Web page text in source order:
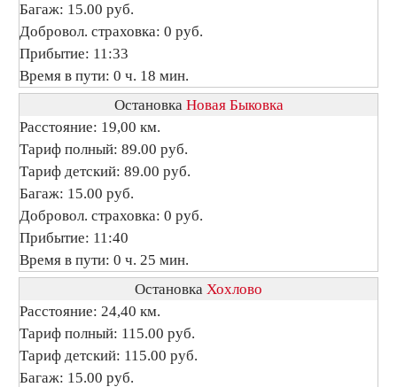
Багаж: 15.00 руб.
Добровол. страховка: 0 руб.
Прибытие: 11:33
Время в пути: 0 ч. 18 мин.
Остановка Новая Быковка
Расстояние: 19,00 км.
Тариф полный: 89.00 руб.
Тариф детский: 89.00 руб.
Багаж: 15.00 руб.
Добровол. страховка: 0 руб.
Прибытие: 11:40
Время в пути: 0 ч. 25 мин.
Остановка Хохлово
Расстояние: 24,40 км.
Тариф полный: 115.00 руб.
Тариф детский: 115.00 руб.
Багаж: 15.00 руб.